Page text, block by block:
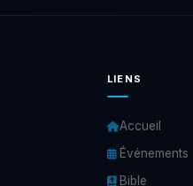
LIENS
Accueil
Événements
Bible